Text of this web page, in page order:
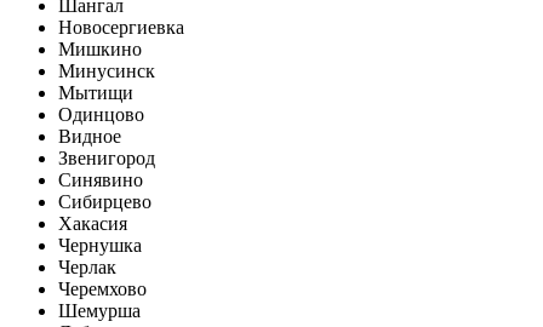
Шангал
Новосергиевка
Мишкино
Минусинск
Мытищи
Одинцово
Видное
Звенигород
Синявино
Сибирцево
Хакасия
Чернушка
Черлак
Черемхово
Шемурша